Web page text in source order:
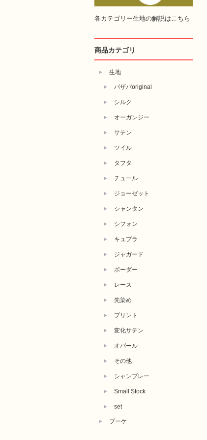
各カテゴリー生地の解説はこちら
商品カテゴリ
生地
パザパoriginal
シルク
オーガンジー
サテン
ツイル
タフタ
チュール
ジョーゼット
シャンタン
シフォン
キュプラ
ジャガード
ボーダー
レース
先染め
プリント
変化サテン
オパール
その他
シャンブレー
Small Stock
set
ブーケ